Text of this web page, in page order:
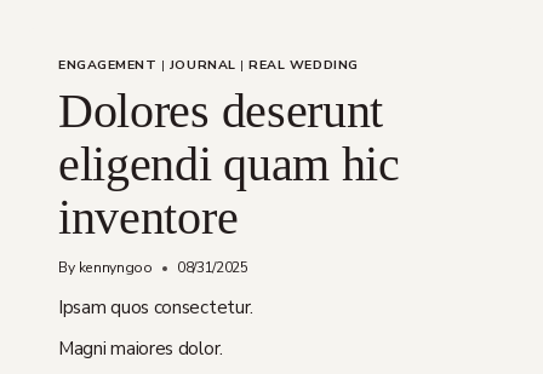
ENGAGEMENT | JOURNAL |REAL WEDDING
Dolores deserunt
eligendi quam hic
inventore
By kennyngoo 08/31/2025
Ipsam quos consectetur.
Magni maiores dolor.